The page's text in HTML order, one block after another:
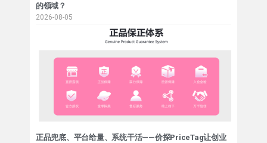
的领域？
2026-08-05
正品兜底、平台给量、系统干活——价探PriceTag让创业